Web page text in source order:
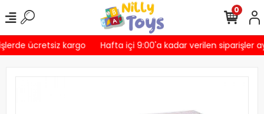
ücretsiz kargo Hafta içi 9:00'a kadar verilen siparişler
0